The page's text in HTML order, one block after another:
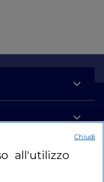
all'utilizzo
Chiudi